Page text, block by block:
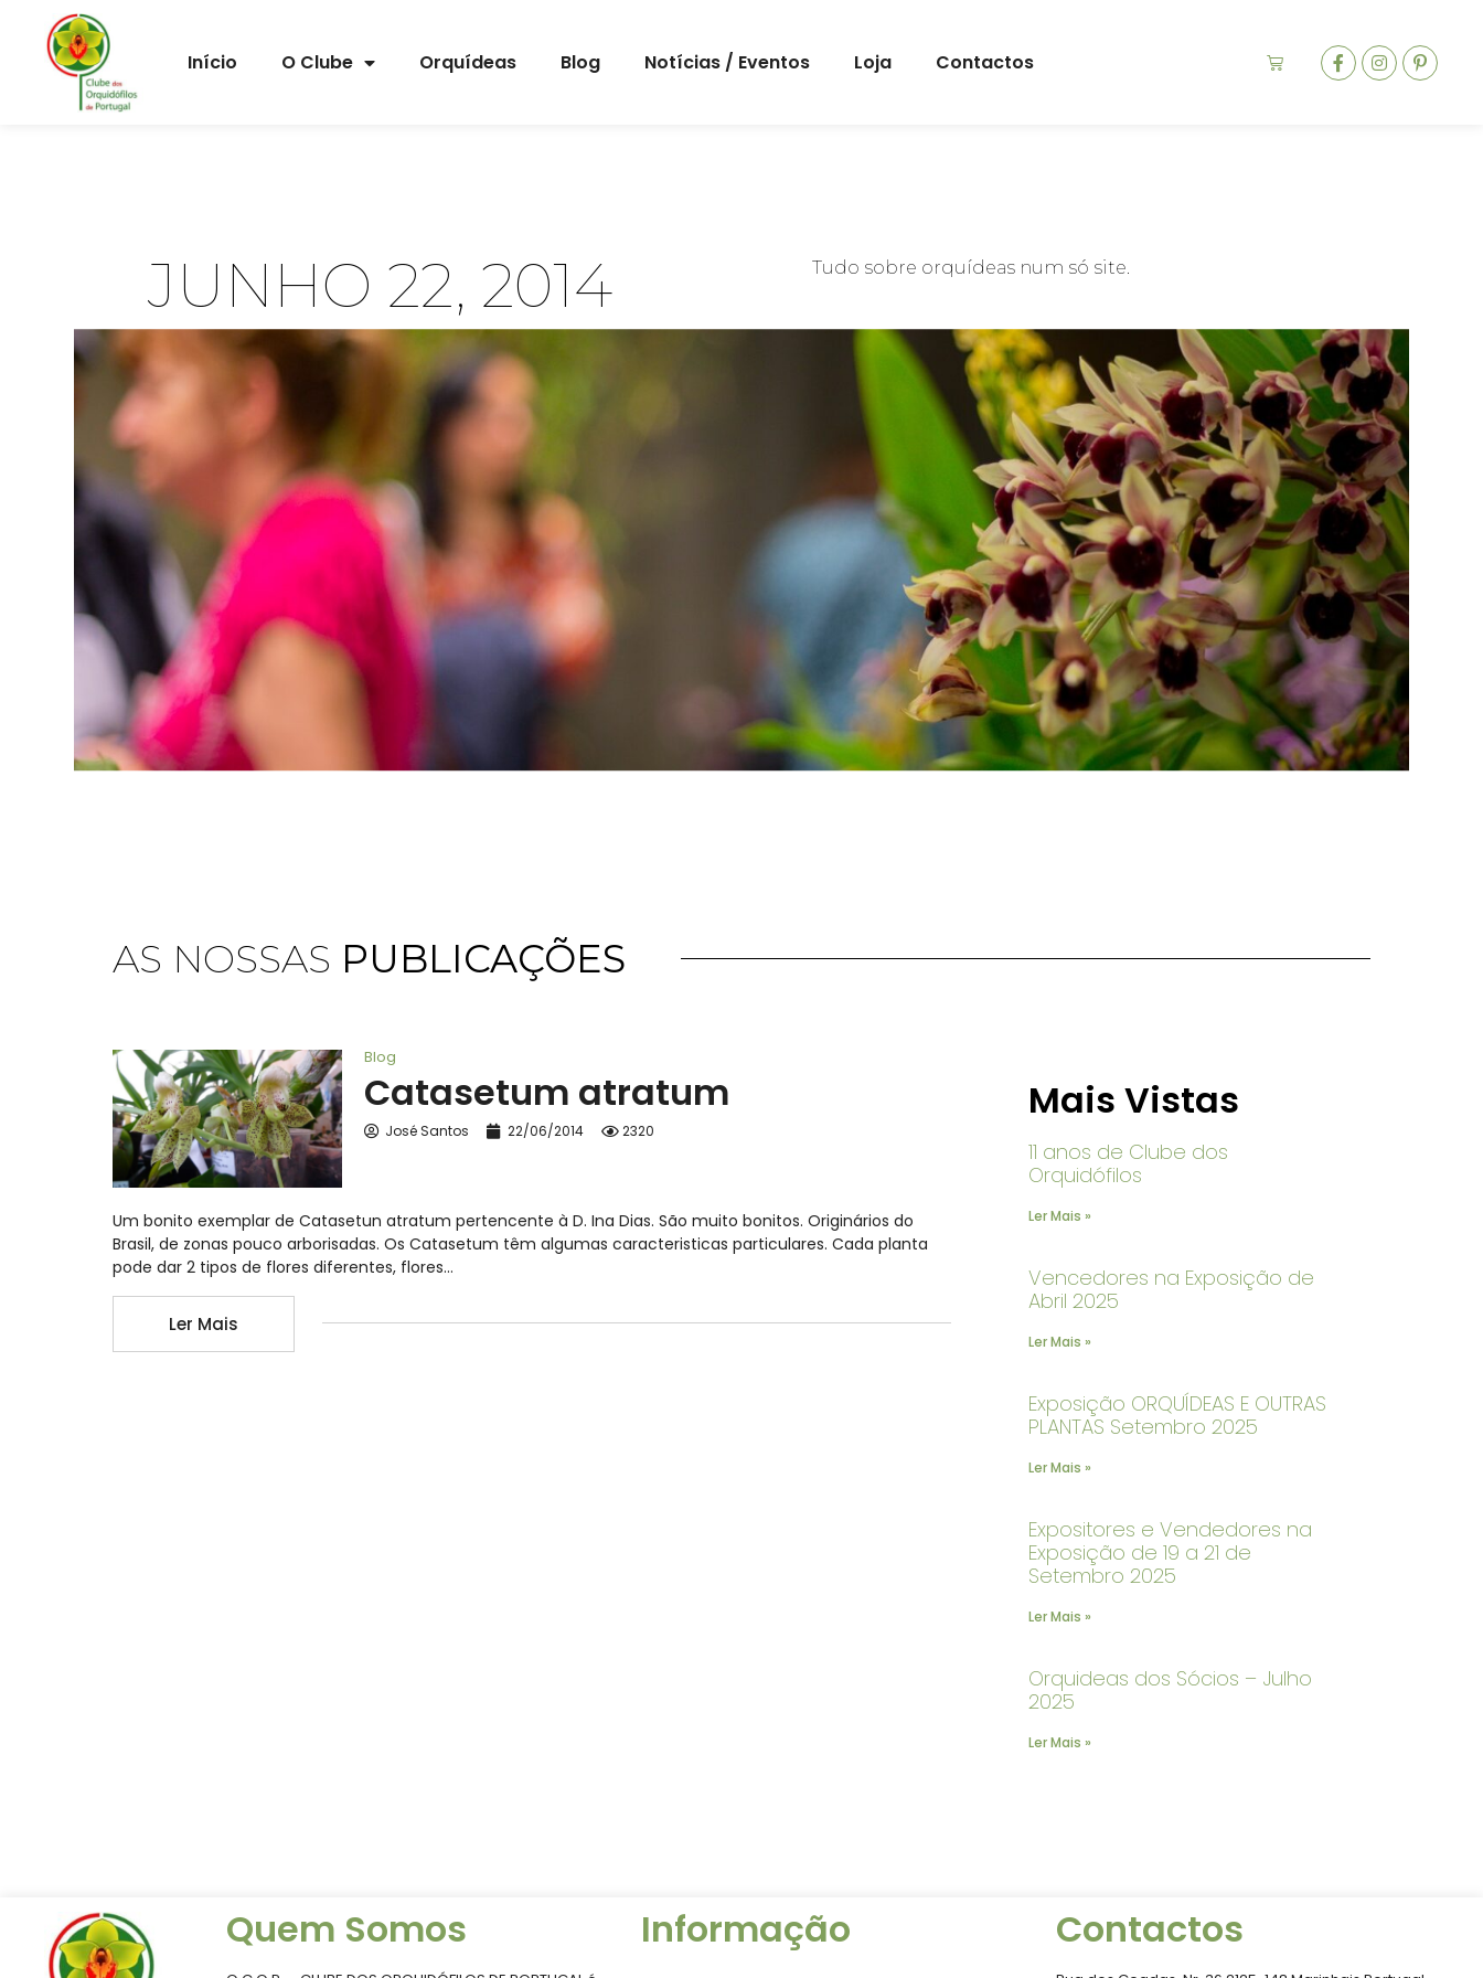
Início O Clube Orquídeas Blog Notícias / Eventos Loja Contactos
JUNHO 22, 2014 Tudo sobre orquídeas num só site.
AS NOSSAS PUBLICAÇÕES
Blog
Catasetum atratum
José Santos 22/06/2014 2320
Um bonito exemplar de Catasetun atratum pertencente à D. Ina Dias. São muito bonitos. Originários do
Brasil, de zonas pouco arborisadas. Os Catasetum têm algumas caracteristicas particulares. Cada planta
pode dar 2 tipos de flores diferentes, flores…
Ler Mais
Mais Vistas
11 anos de Clube dos
Orquidófilos
Ler Mais »
Vencedores na Exposição de
Abril 2025
Ler Mais »
Exposição ORQUÍDEAS E OUTRAS
PLANTAS Setembro 2025
Ler Mais »
Expositores e Vendedores na
Exposição de 19 a 21 de
Setembro 2025
Ler Mais »
Orquideas dos Sócios – Julho
2025
Ler Mais »
Quem Somos Informação Contactos